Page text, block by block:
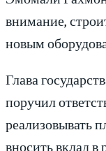
внимание,
новым
Глава
поручил
реализовывать
вносить вклад в